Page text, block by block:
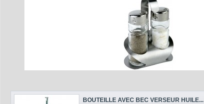
BOUTEILLE AVEC BEC VERSEUR HUILE...